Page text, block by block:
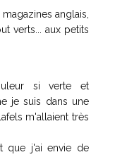
anglais,
verts... aux petits
si verte et
je suis dans une
m'allaient très
que j'ai envie de